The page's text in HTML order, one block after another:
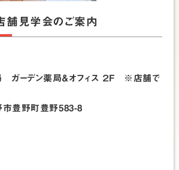
舗見学会のご案内
ガーデン薬局＆オフィス ２F ※店舗で
豊野町豊野583-8